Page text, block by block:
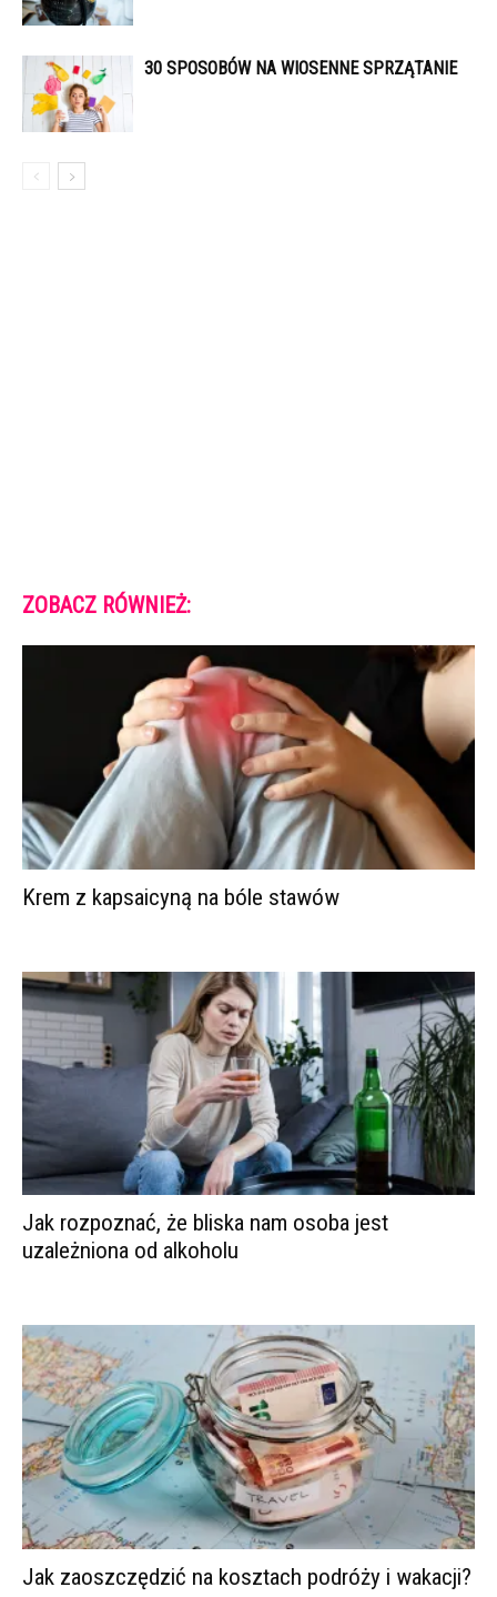
30 SPOSOBÓW NA WIOSENNE SPRZĄTANIE
ZOBACZ RÓWNIEŻ:
Krem z kapsaicyną na bóle stawów
Jak rozpoznać, że bliska nam osoba jest
uzależniona od alkoholu
Jak zaoszczędzić na kosztach podróży i wakacji?